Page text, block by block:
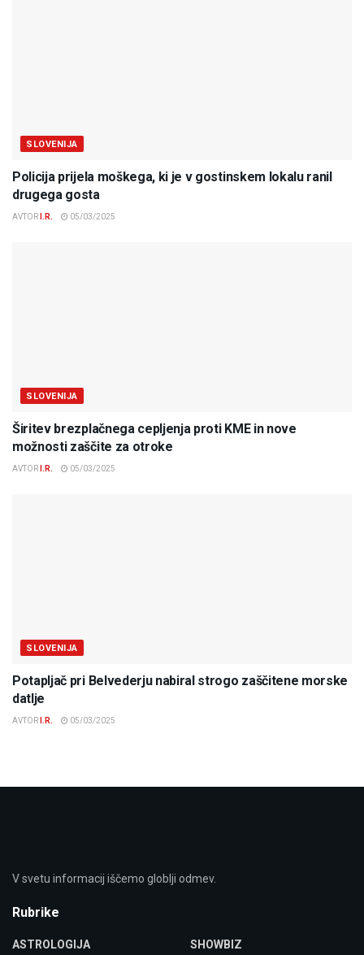
SLOVENIJA
Policija prijela moškega, ki je v gostinskem lokalu ranil
drugega gosta
AVTOR I.R. 05/03/2025
SLOVENIJA
Širitev brezplačnega cepljenja proti KME in nove
možnosti zaščite za otroke
AVTOR I.R. 05/03/2025
SLOVENIJA
Potapljač pri Belvederju nabiral strogo zaščitene morske
datlje
AVTOR I.R. 05/03/2025
V svetu informacij iščemo globlji odmev.
Rubrike
ASTROLOGIJA SHOWBIZ